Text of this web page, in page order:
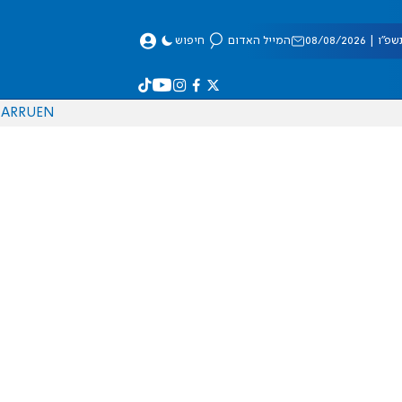
08/2026 המייל האדום חיפוש
EN
RU
AR